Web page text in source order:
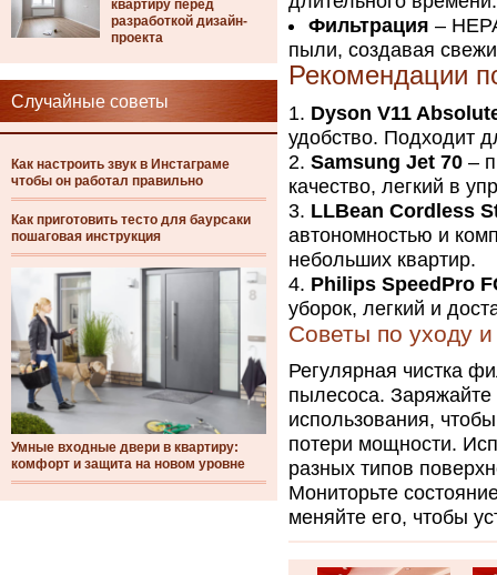
квартиру перед
разработкой дизайн-
проекта
Случайные советы
Как настроить звук в Инстаграме
чтобы он работал правильно
Как приготовить тесто для баурсаки
пошаговая инструкция
Умные входные двери в квартиру:
комфорт и защита на новом уровне
Фильтрация –
пыли, создавая
Рекомендации
Dyson V11
удобство. Подходит
Samsung Jet 70 –
качество, легкий в
LLBean Cordless
автономностью и
небольших квартир.
Philips SpeedPro
уборок, легкий и
Советы по уходу и
Регулярная чистка
пылесоса. Заряжайте
использования,
потери мощности.
разных типов
Мониторьте
меняйте его, чтобы